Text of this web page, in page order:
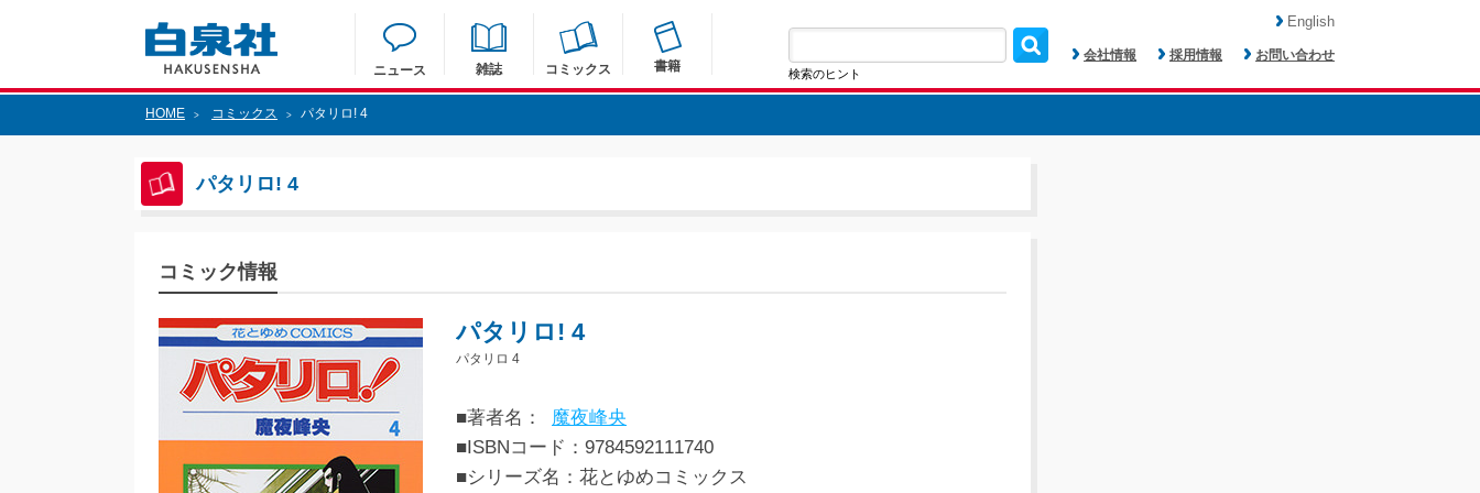
ニュース 雑誌 コミックス 書籍 検索のヒント
会社情報 採用情報 お問い合わせ
English
HOME > コミックス > パタリロ! 4
パタリロ! 4
コミック情報
パタリロ! 4
パタリロ 4
■著者名：
魔夜峰央
■ISBNコード：9784592111740
■シリーズ名：花とゆめコミックス